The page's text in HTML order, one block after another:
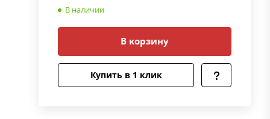
В наличии
В корзину
Купить в 1 клик